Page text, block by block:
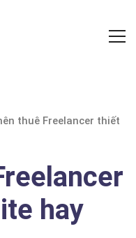
thuê Freelancer thiết
hay